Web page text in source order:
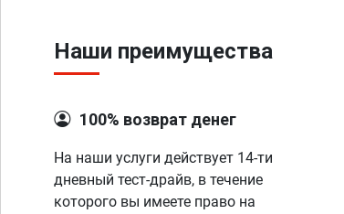
Наши преимущества
100% возврат денег
На наши услуги действует 14-ти
дневный тест-драйв, в течение
которого вы имеете право на